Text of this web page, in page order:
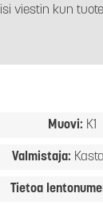
viestin kun
Muovi: K1
Valmistaja:
Tietoa